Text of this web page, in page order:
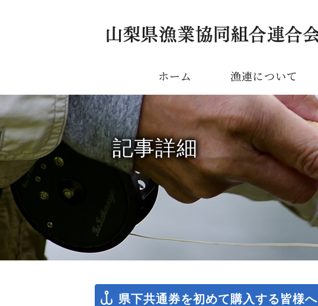
ホーム 漁連について
記事詳細
県下共通券を初めて購入する皆様へ